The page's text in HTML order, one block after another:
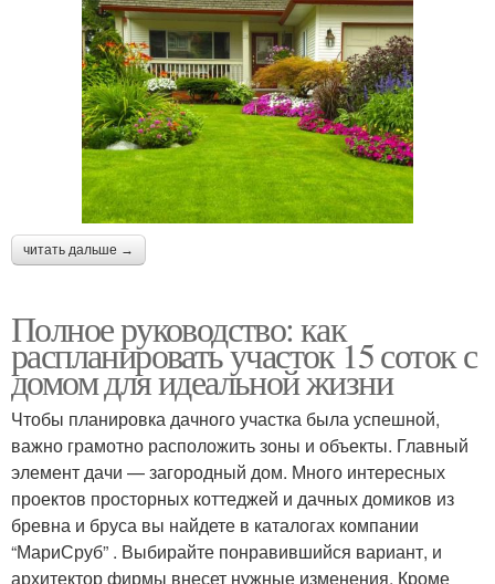
читать дальше →
Полное руководство: как
распланировать участок 15 соток с
домом для идеальной жизни
Чтобы планировка дачного участка была успешной,
важно грамотно расположить зоны и объекты. Главный
элемент дачи — загородный дом. Много интересных
проектов просторных коттеджей и дачных домиков из
бревна и бруса вы найдете в каталогах компании
“МариСруб” . Выбирайте понравившийся вариант, и
архитектор фирмы внесет нужные изменения. Кроме